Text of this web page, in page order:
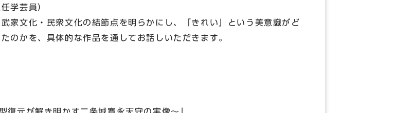
学芸員）
家文化・民衆文化の結節点を明らかにし、「きれい」という美意識がど
のかを、具体的な作品を通してお話しいただきます。